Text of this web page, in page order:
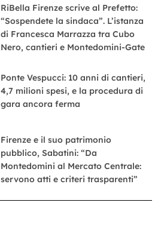
RiBella Firenze scrive al Prefetto:
“Sospendete la sindaca”. L’istanza
di Francesca Marrazza tra Cubo
Nero, cantieri e Montedomini-Gate
Ponte Vespucci: 10 anni di cantieri,
4,7 milioni spesi, e la procedura di
gara ancora ferma
Firenze e il suo patrimonio
pubblico, Sabatini: “Da
Montedomini al Mercato Centrale:
servono atti e criteri trasparenti”